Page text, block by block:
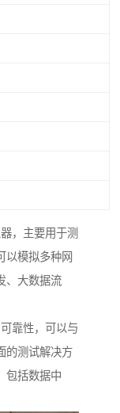
，主要用于测
以模拟多种网
、大数据流
靠性，可以与
的测试解决方
包括数据中